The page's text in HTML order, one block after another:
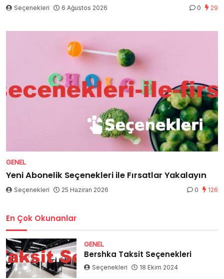
Seçenekleri 6 Ağustos 2026 0 29
GENEL
Yeni Abonelik Seçenekleri ile Fırsatlar Yakalayın
Seçenekleri 25 Haziran 2026 0 126
En Çok Okunanlar
GENEL
Bershka Taksit Seçenekleri
Seçenekleri 18 Ekim 2024